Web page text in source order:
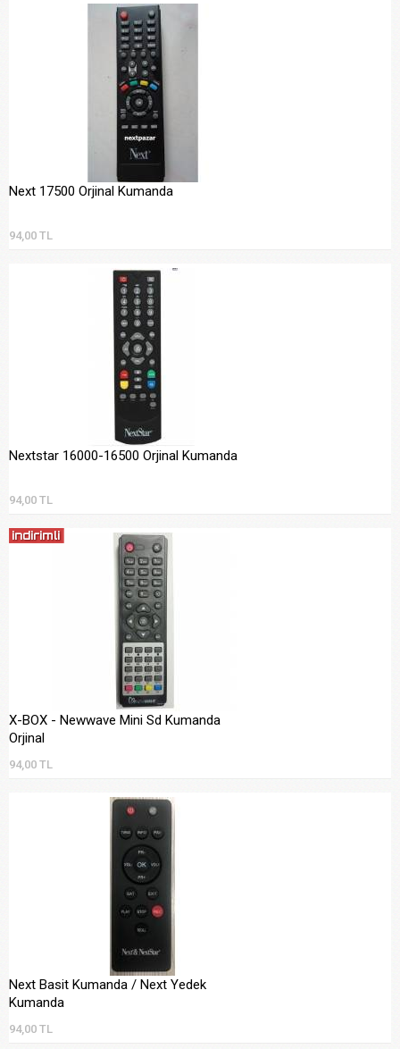
Next 17500 Orjinal Kumanda
94,00 TL
Nextstar 16000-16500 Orjinal Kumanda
94,00 TL
X-BOX - Newwave Mini Sd Kumanda
Orjinal
94,00 TL
Next Basit Kumanda / Next Yedek
Kumanda
94,00 TL